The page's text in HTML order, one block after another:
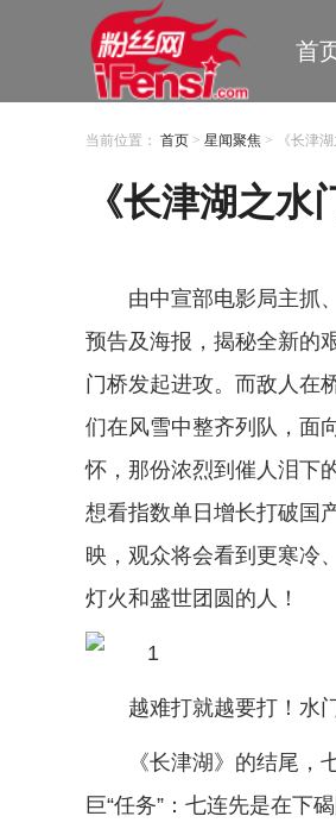
首
当前位置： 首页 > 星闻聚焦 > 《长津
《长津湖之
由中宣部电影局主抓
预告及海报，揭秘全新的
门桥发起进攻。而敌人在
们在风雪中整齐列队，面
怀，那份浓烈到催人泪下
想看指数单日增长打破国
映，观众将会看到更寒冷
灯火和盛世团圆的人！
越难打就越要打！水
《长津湖》的结尾
巨“任务”：七连先是在下